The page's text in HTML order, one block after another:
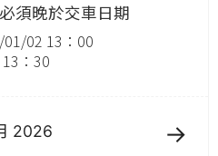
須晚於交車日期
02 13：00
：30
2026